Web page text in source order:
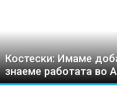
Костески: Имаме
знаеме работата во